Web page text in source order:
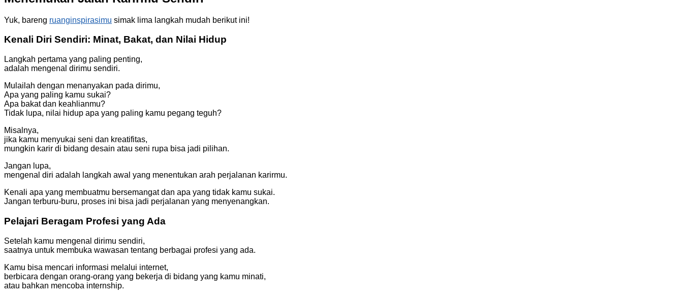
Yuk, bareng ruanginspirasimu simak lima langkah mudah berikut ini!
Kenali Diri Sendiri: Minat, Bakat, dan Nilai Hidup
Langkah pertama yang paling penting,
adalah mengenal dirimu sendiri.
Mulailah dengan menanyakan pada dirimu,
Apa yang paling kamu sukai?
Apa bakat dan keahlianmu?
Tidak lupa, nilai hidup apa yang paling kamu pegang teguh?
Misalnya,
jika kamu menyukai seni dan kreatifitas,
mungkin karir di bidang desain atau seni rupa bisa jadi pilihan.
Jangan lupa,
mengenal diri adalah langkah awal yang menentukan arah perjalanan karirmu.
Kenali apa yang membuatmu bersemangat dan apa yang tidak kamu sukai.
Jangan terburu-buru, proses ini bisa jadi perjalanan yang menyenangkan.
Pelajari Beragam Profesi yang Ada
Setelah kamu mengenal dirimu sendiri,
saatnya untuk membuka wawasan tentang berbagai profesi yang ada.
Kamu bisa mencari informasi melalui internet,
berbicara dengan orang-orang yang bekerja di bidang yang kamu minati,
atau bahkan mencoba internship.